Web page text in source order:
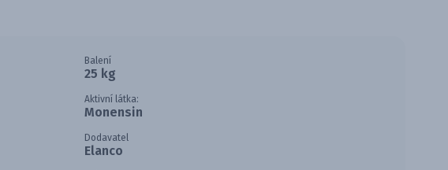
Balení
25 kg
Aktivní látka:
Monensin
Dodavatel
Elanco